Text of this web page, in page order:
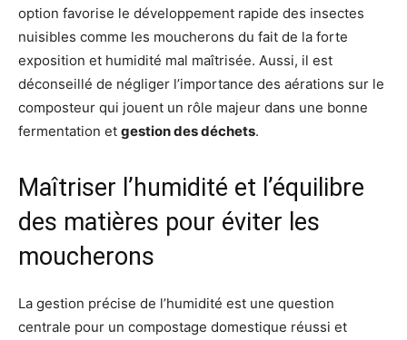
option favorise le développement rapide des insectes
nuisibles comme les moucherons du fait de la forte
exposition et humidité mal maîtrisée. Aussi, il est
déconseillé de négliger l’importance des aérations sur le
composteur qui jouent un rôle majeur dans une bonne
fermentation et gestion des déchets.
Maîtriser l’humidité et l’équilibre
des matières pour éviter les
moucherons
La gestion précise de l’humidité est une question
centrale pour un compostage domestique réussi et